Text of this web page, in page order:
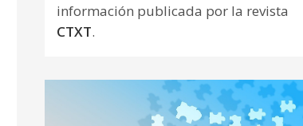
información publicada por la revista
CTXT.